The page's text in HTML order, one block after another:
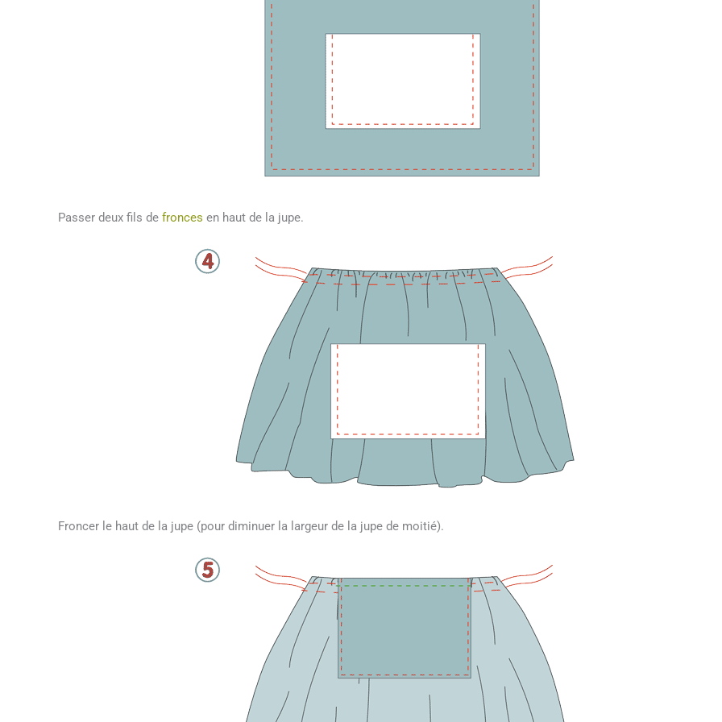
Passer deux fils de fronces en haut de la jupe.
Froncer le haut de la jupe (pour diminuer la largeur de la jupe de moitié).